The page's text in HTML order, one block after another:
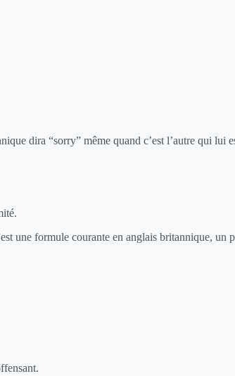
dira “sorry” même quand c’est l’autre qui lui
une formule courante en anglais britannique, un